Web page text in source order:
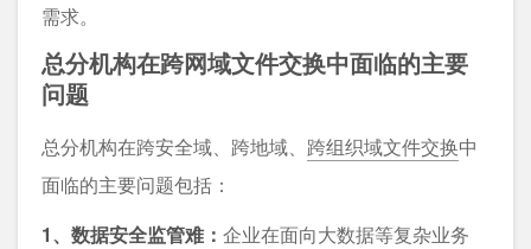
需求。
总分机构在跨网域文件交换中面临的主要
问题
总分机构在跨安全域、跨地域、 跨组织域文件交换中
面临的主要问题包括：
1、数据安全监管难： 企业在面向大数据等复杂业务